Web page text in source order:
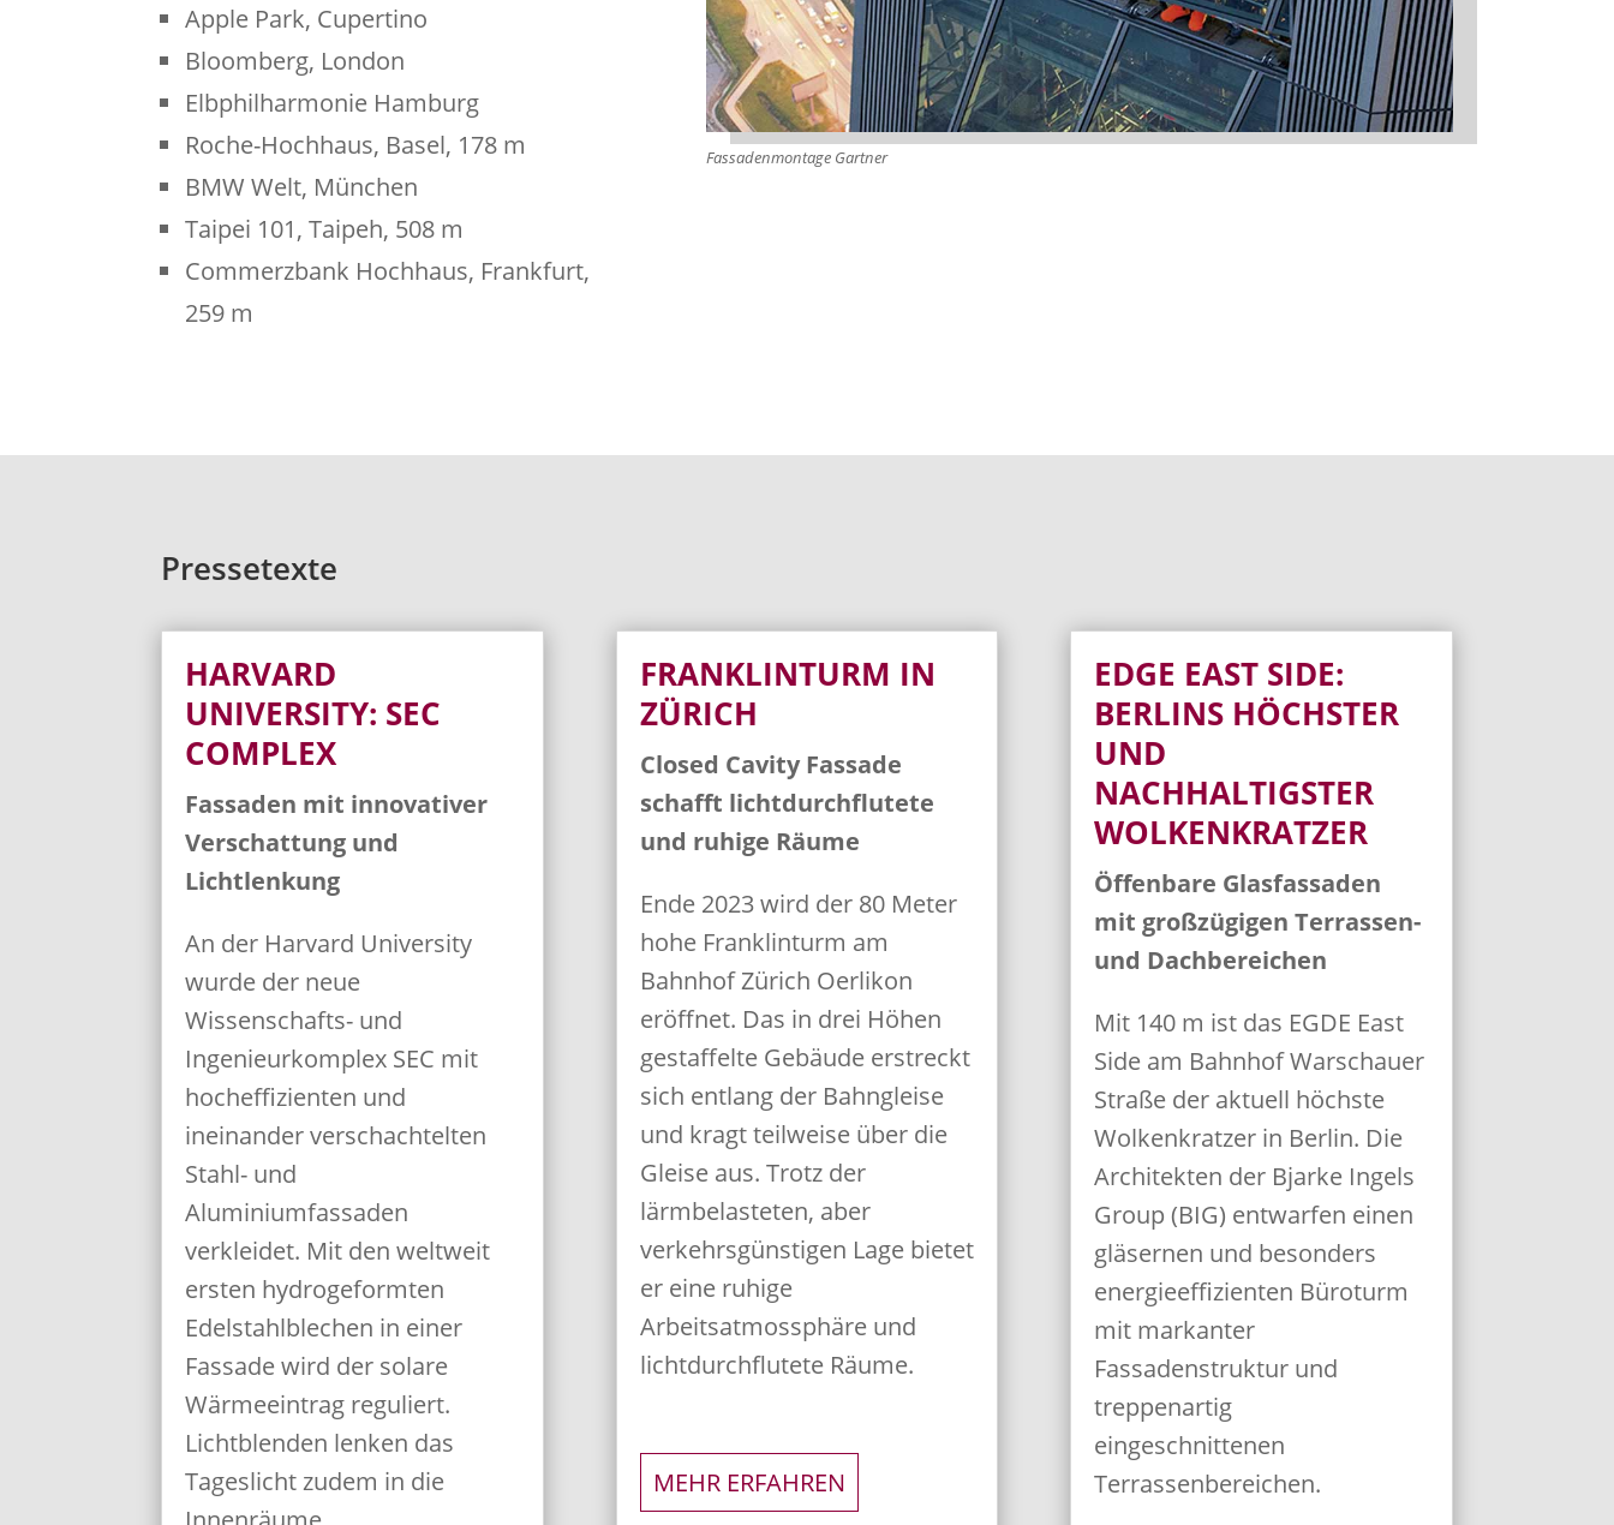
Apple Park, Cupertino
Bloomberg, London
Elbphilharmonie Hamburg
Roche-Hochhaus, Basel, 178 m
BMW Welt, München
Taipei 101, Taipeh, 508 m
Commerzbank Hochhaus, Frankfurt,
259 m
Fassadenmontage Gartner
Pressetexte
HARVARD
UNIVERSITY: SEC
COMPLEX
Fassaden mit innovativer
Verschattung und
Lichtlenkung
An der Harvard University
wurde der neue
Wissenschafts- und
Ingenieurkomplex SEC mit
hocheffizienten und
ineinander verschachtelten
Stahl- und
Aluminiumfassaden
verkleidet. Mit den weltweit
ersten hydrogeformten
Edelstahlblechen in einer
Fassade wird der solare
Wärmeeintrag reguliert.
Lichtblenden lenken das
Tageslicht zudem in die
FRANKLINTURM IN
ZÜRICH
Closed Cavity Fassade
schafft lichtdurchflutete
und ruhige Räume
Ende 2023 wird der 80 Meter
hohe Franklinturm am
Bahnhof Zürich Oerlikon
eröffnet. Das in drei Höhen
gestaffelte Gebäude erstreckt
sich entlang der Bahngleise
und kragt teilweise über die
Gleise aus. Trotz der
lärmbelasteten, aber
verkehrsgünstigen Lage bietet
er eine ruhige
Arbeitsatmossphäre und
lichtdurchflutete Räume.
MEHR ERFAHREN
EDGE EAST SIDE:
BERLINS HÖCHSTER
UND
NACHHALTIGSTER
WOLKENKRATZER
Öffenbare Glasfassaden
mit großzügigen Terrassen-
und Dachbereichen
Mit 140 m ist das EGDE East
Side am Bahnhof Warschauer
Straße der aktuell höchste
Wolkenkratzer in Berlin. Die
Architekten der Bjarke Ingels
Group (BIG) entwarfen einen
gläsernen und besonders
energieeffizienten Büroturm
mit markanter
Fassadenstruktur und
treppenartig
eingeschnittenen
Terrassenbereichen.